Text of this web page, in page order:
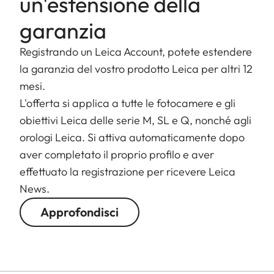
in termini di qualità dell'immagine, anche a tutta
apertura. Dopotutto, gli obiettivi Leica
mantengono la seguente promessa: l'apertura
massima è un'apertura di lavoro. In considerazione
di ciò, l'arresto è esclusivamente uno strumento di
imaging creativo e non è necessario per ottenere
prestazioni di imaging migliori. Tonalità della pelle
naturali, morbide transizioni verso il bokeh,
eccezionale contrasto nei dettagli e nitidezza
costante da un bordo all'altro delle immagini prive
di distorsione sono ulteriori caratteristiche di
qualità degli obiettivi prodotti da Leica Camera e
si applicano anche all'APO-Summicron-SL 50 f / 2
ASPH.
garanzia
Registrando un Leica Account, potete estendere
la garanzia del vostro prodotto Leica per altri 12
mesi.
L'offerta si applica a tutte le fotocamere e gli
obiettivi Leica delle serie M, SL e Q, nonché agli
orologi Leica. Si attiva automaticamente dopo
aver completato il proprio profilo e aver
effettuato la registrazione per ricevere Leica
News.
Approfondisci